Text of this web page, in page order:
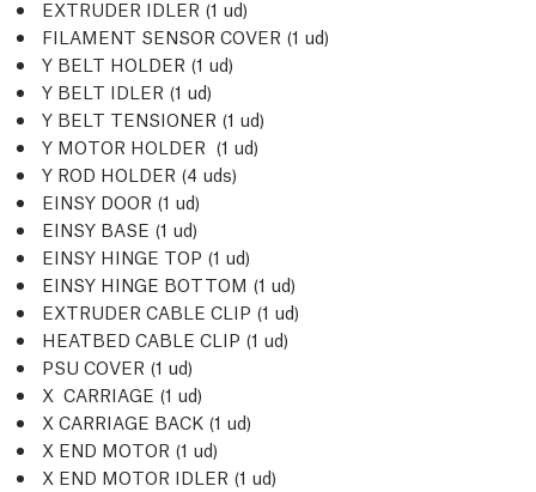
EXTRUDER IDLER (1 ud)
FILAMENT SENSOR COVER (1 ud)
Y BELT HOLDER (1 ud)
Y BELT IDLER (1 ud)
Y BELT TENSIONER (1 ud)
Y MOTOR HOLDER (1 ud)
Y ROD HOLDER (4 uds)
EINSY DOOR (1 ud)
EINSY BASE (1 ud)
EINSY HINGE TOP (1 ud)
EINSY HINGE BOTTOM (1 ud)
EXTRUDER CABLE CLIP (1 ud)
HEATBED CABLE CLIP (1 ud)
PSU COVER (1 ud)
X CARRIAGE (1 ud)
X CARRIAGE BACK (1 ud)
X END MOTOR (1 ud)
X END MOTOR IDLER (1 ud)